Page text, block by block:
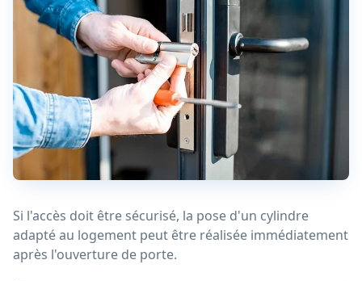
Si l'accès doit être sécurisé, la pose d'un cylindre
adapté au logement peut être réalisée immédiatement
après l'ouverture de porte.